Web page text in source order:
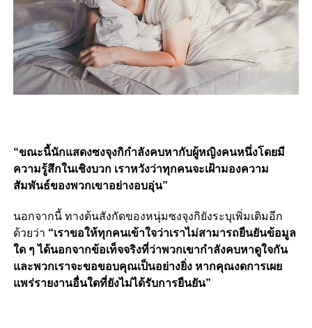
“ขณะนี้นักแสดงซงจุงกิกำลังคบหากับผู้หญิงคนหนึ่งโดยมี
ความรู้สึกในเชิงบวก เราหวังว่าทุกคนจะเฝ้ามองความ
สัมพันธ์ของพวกเขาอย่างอบอุ่น”
นอกจากนี้ ทางต้นสังกัดของหนุ่มซงจุงกิยังระบุเพิ่มเติมอีก
ด้วยว่า “เราขอให้ทุกคนเข้าใจว่าเราไม่สามารถยืนยันข้อมูล
ใด ๆ ได้นอกจากข้อเท็จจริงที่ว่าพวกเขากำลังคบหาดูใจกัน
และพวกเราจะขอขอบคุณเป็นอย่างยิ่ง หากคุณงดการเผย
แพร่รายงานอื่นใดที่ยังไม่ได้รับการยืนยัน”